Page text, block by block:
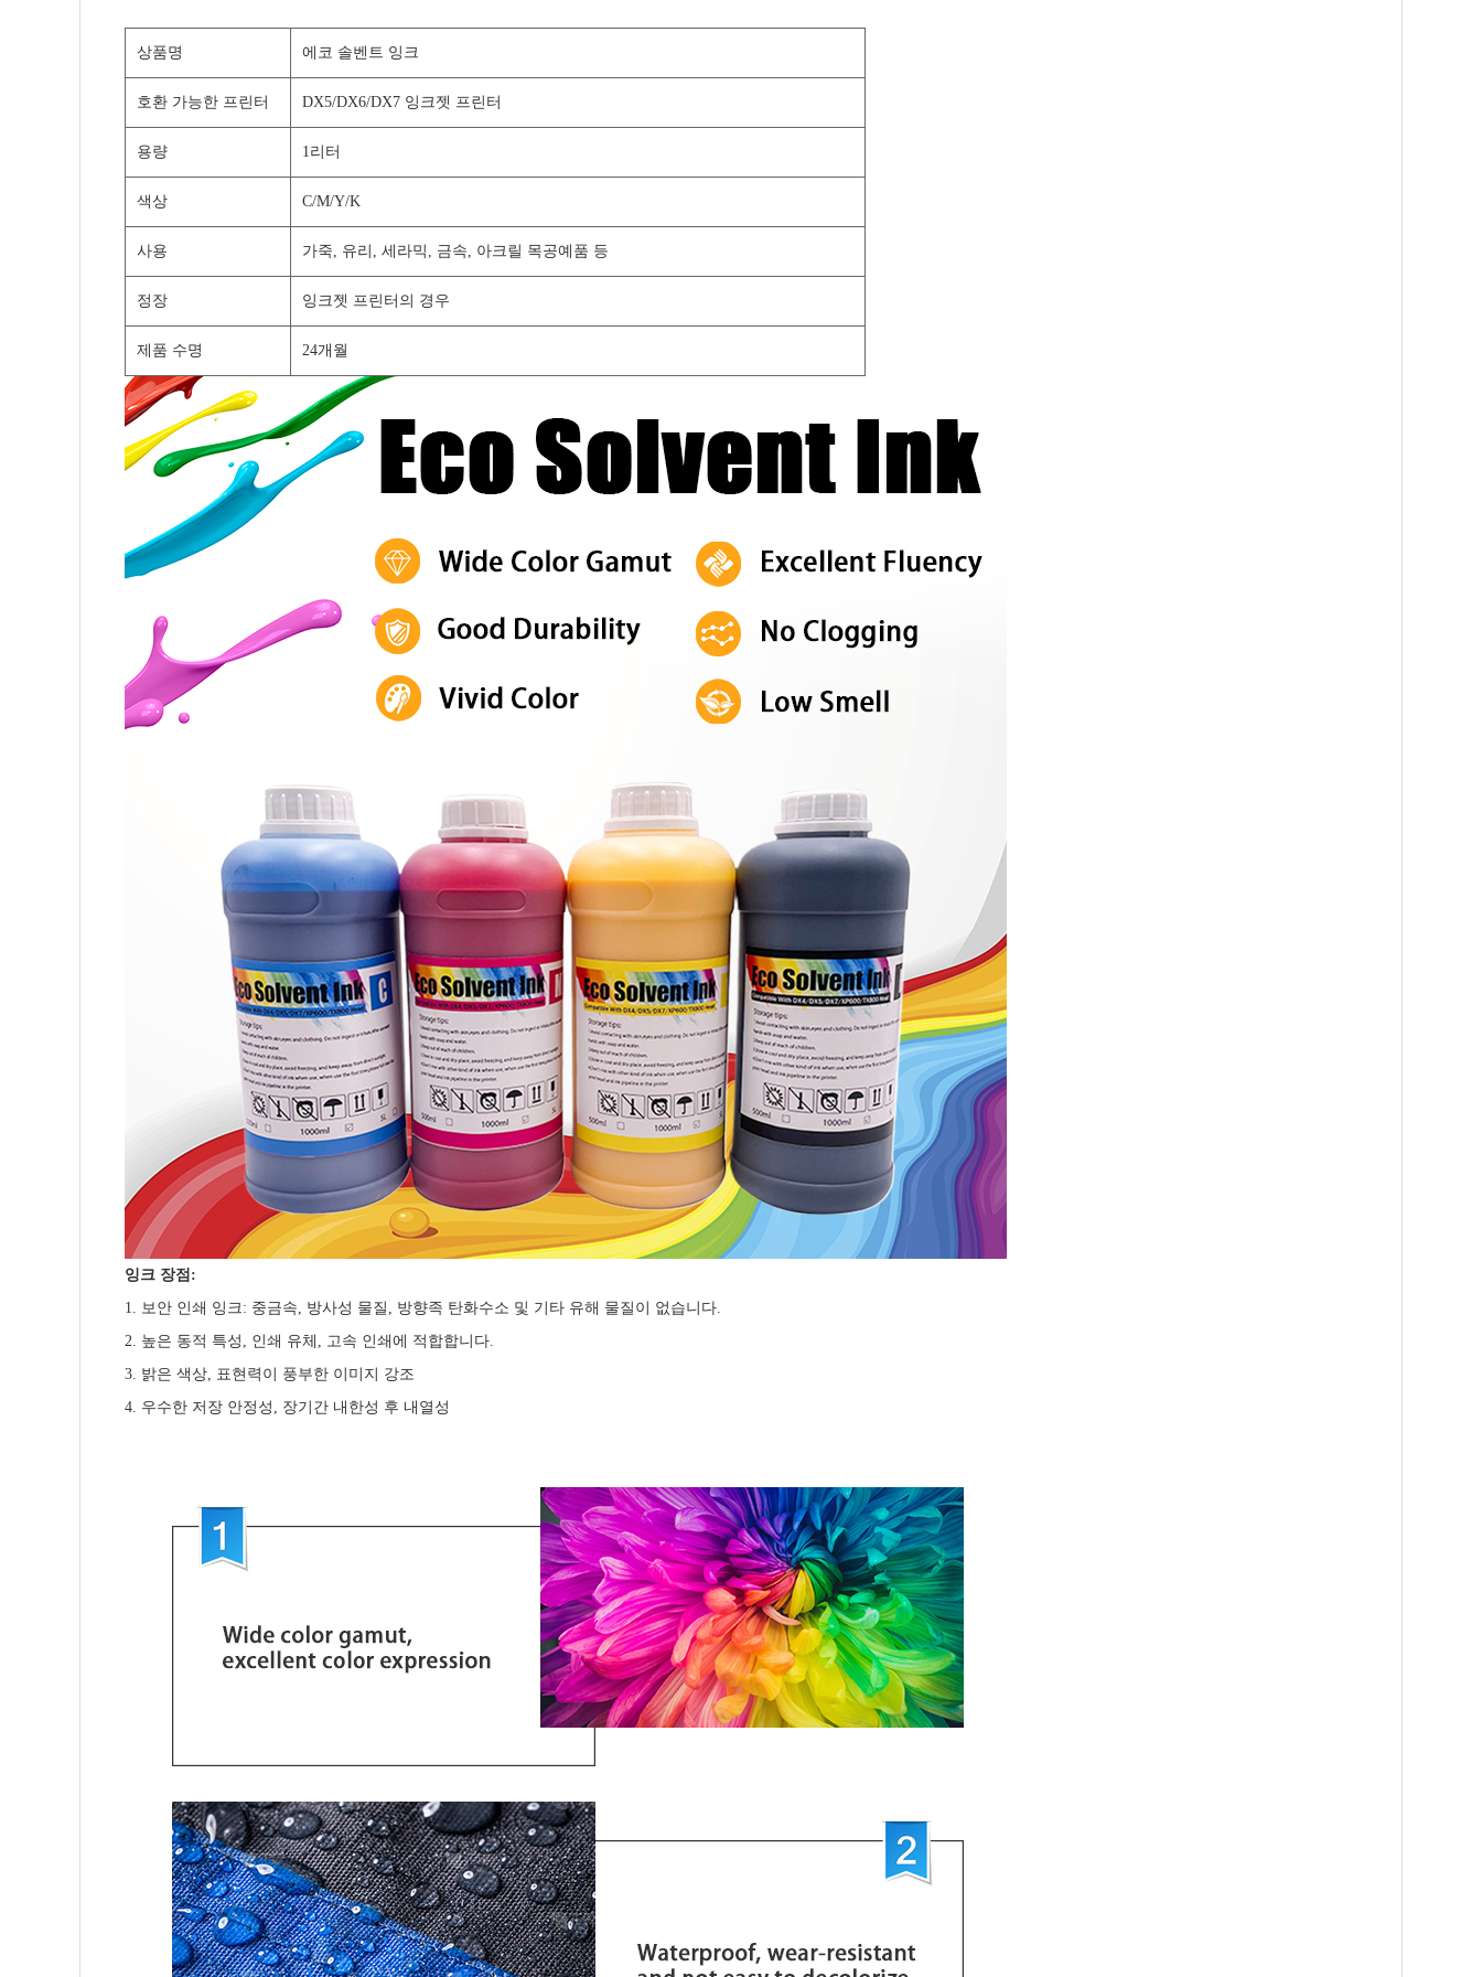
상품명 에코 솔벤트 잉크
호환 가능한 프린터 DX5/DX6/DX7 잉크젯 프린터
용량 1리터
색상 C/M/Y/K
사용 가죽, 유리, 세라믹, 금속, 아크릴 목공예품 등
정장 잉크젯 프린터의 경우
제품 수명 24개월
잉크 장점:
1. 보안 인쇄 잉크: 중금속, 방사성 물질, 방향족 탄화수소 및 기타 유해 물질이 없습니다.
2. 높은 동적 특성, 인쇄 유체, 고속 인쇄에 적합합니다.
3. 밝은 색상, 표현력이 풍부한 이미지 강조
4. 우수한 저장 안정성, 장기간 내한성 후 내열성